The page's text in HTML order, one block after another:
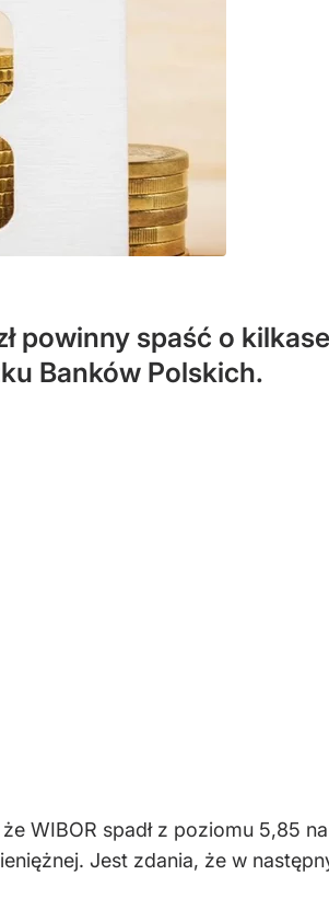
spaść o
Banków Polskich.
WIBOR spadł z poziomu 5,85
Jest zdania, że w